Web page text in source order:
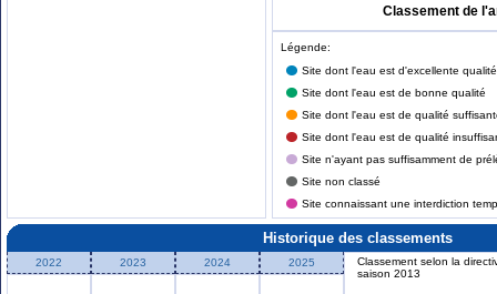
Classement de
Légende:
Site dont l'eau est d'excellente qualité
Site dont l'eau est de bonne qualité
Site dont l'eau est de qualité
Site dont l'eau est de qualité
Site n'ayant pas suffisamment de
Site non classé
Site connaissant une interdiction
Historique des classements
2022 2023 2024 2025
Classement selon la
saison 2013